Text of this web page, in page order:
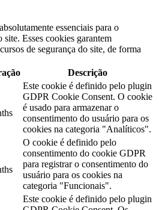
essenciais para o
Esses cookies garantem
de segurança do site, de forma
Descrição
Este cookie é definido pelo plugin
GDPR Cookie Consent. O cookie
é usado para armazenar o
consentimento do usuário para os
cookies na categoria "Analíticos".
O cookie é definido pelo
consentimento do cookie GDPR
para registrar o consentimento do
usuário para os cookies na
categoria "Funcionais".
Este cookie é definido pelo plugin